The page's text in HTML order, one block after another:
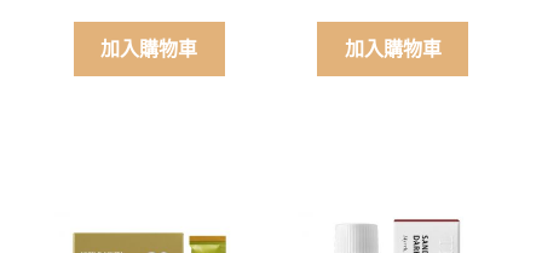
價
格：
加入購物車
價
格：
加入購物車